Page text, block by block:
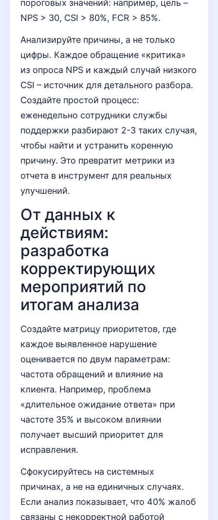
пороговых значений: например, цель –
NPS > 30, CSI > 80%, FCR > 85%.
Анализируйте причины, а не только
цифры. Каждое обращение «критика»
из опроса NPS и каждый случай низкого
CSI – источник для детального разбора.
Создайте простой процесс:
еженедельно сотрудники службы
поддержки разбирают 2-3 таких случая,
чтобы найти и устранить коренную
причину. Это превратит метрики из
отчета в инструмент для реальных
улучшений.
От данных к
действиям:
разработка
корректирующих
мероприятий по
итогам анализа
Создайте матрицу приоритетов, где
каждое выявленное нарушение
оценивается по двум параметрам:
частота обращений и влияние на
клиента. Например, проблема
«длительное ожидание ответа» при
частоте 35% и высоком влиянии
получает высший приоритет для
исправления.
Сфокусируйтесь на системных
причинах, а не на единичных случаях.
Если анализ показывает, что 40% жалоб
связаны с некорректной работой